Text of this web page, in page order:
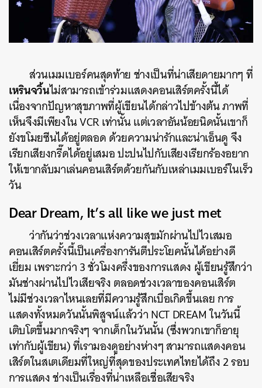
ส่วนเมมเบอร์คนสุดท้าย ช่างเป็นที่น่าเสียดายมากๆ ที่
เหรินจวิ้นไม่สามารถเข้าร่วมแสดงคอนเสิร์ตครั้งนี้ได้
เนื่องจากปัญหาสุขภาพที่ผู้เขียนได้กล่าวไปข้างต้น ภาพที่
เห็นจึงมีเพียงใน VCR เท่านั้น แต่เวลาอันน้อยนิดนั้นเขาก็
ยังขโมยซีนได้อยู่ตลอด ด้วยความน่ารักและน่าเอ็นดู จึง
เรียกเสียงกรี๊ดได้อยู่เสมอ ปะปนไปกับเสียงเรียกร้องอยาก
ให้เขากลับมาเล่นคอนเสิร์ตด้วยกันกับเหล่าเมมเบอร์ในเร็ว
วัน
Dear Dream, It’s all like we just met
ว่ากันว่าช่วงเวลาแห่งความสุขมักผ่านไปไวเสมอ
คอนเสิร์ตครั้งนี้เป็นเครื่องการันตีประโยคนั้นได้อย่างดี
เยี่ยม เพราะกว่า 3 ชั่วโมงครึ่งของการแสดง ผู้เขียนรู้สึกว่า
มันช่างผ่านไปไวเสียจริง ตลอดช่วงเวลาของคอนเสิร์ต
ไม่มีช่วงเวลาไหนเลยที่มีความรู้สึกเบื่อเกิดขึ้นเลย การ
แสดงทั้งหมดวันนั้นพิสูจน์แล้วว่า NCT DREAM ในวันนี้
เติบโตขึ้นมากจริงๆ จากเด็กในวันนั้น (ซึ่งพวกเขาก็อายุ
เท่ากับผู้เขียน) ที่เรามองดูอย่างห่างๆ สามารถแสดงคอน
เสิร์ตในสเตเดียมที่ใหญ่ที่สุดของประเทศไทยได้ถึง 2 รอบ
การแสดง ช่างเป็นเรื่องที่น่าเหลือเชื่อเสียจริง